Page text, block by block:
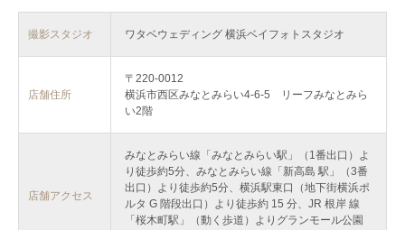
撮影スタジオ ワタベウェディング 横浜ベイフォトスタジオ
店舗住所
〒220-0012
横浜市西区みなとみらい4-6-5 リーフみなとみら
い2階
店舗アクセス
みなとみらい線「みなとみらい駅」（1番出口）よ
り徒歩約5分、みなとみらい線「新高島 駅」（3番
出口）より徒歩約5分、横浜駅東口（地下街横浜ポ
ルタ G 階段出口）より徒歩約 15 分、JR 根岸 線
「桜木町駅」（動く歩道）よりグランモール公園